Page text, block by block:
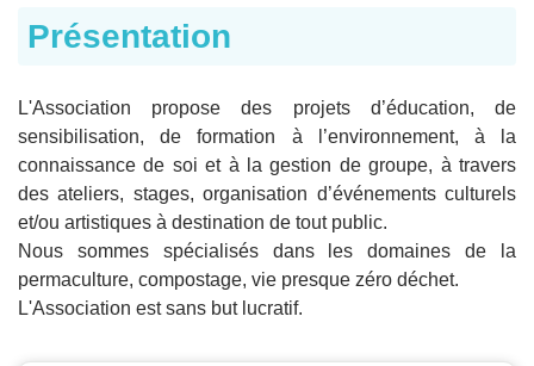
Présentation
L'Association propose des projets d’éducation, de
sensibilisation, de formation à l’environnement, à la
connaissance de soi et à la gestion de groupe, à travers
des ateliers, stages, organisation d’événements culturels
et/ou artistiques à destination de tout public.
Nous sommes spécialisés dans les domaines de la
permaculture, compostage, vie presque zéro déchet.
L'Association est sans but lucratif.